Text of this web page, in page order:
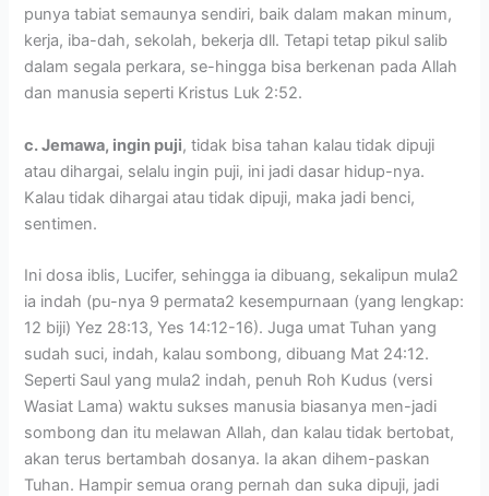
punya tabiat semaunya sendiri, baik dalam makan minum,
kerja, iba-dah, sekolah, bekerja dll. Tetapi tetap pikul salib
dalam segala perkara, se-hingga bisa berkenan pada Allah
dan manusia seperti Kristus Luk 2:52.
c. Jemawa, ingin puji, tidak bisa tahan kalau tidak dipuji
atau dihargai, selalu ingin puji, ini jadi dasar hidup-nya.
Kalau tidak dihargai atau tidak dipuji, maka jadi benci,
sentimen.
Ini dosa iblis, Lucifer, sehingga ia dibuang, sekalipun mula2
ia indah (pu-nya 9 permata2 kesempurnaan (yang lengkap:
12 biji) Yez 28:13, Yes 14:12-16). Juga umat Tuhan yang
sudah suci, indah, kalau sombong, dibuang Mat 24:12.
Seperti Saul yang mula2 indah, penuh Roh Kudus (versi
Wasiat Lama) waktu sukses manusia biasanya men-jadi
sombong dan itu melawan Allah, dan kalau tidak bertobat,
akan terus bertambah dosanya. Ia akan dihem-paskan
Tuhan. Hampir semua orang pernah dan suka dipuji, jadi